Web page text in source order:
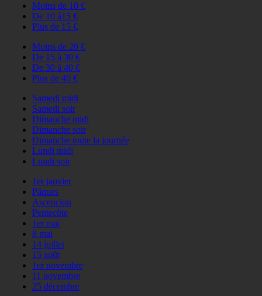
Moins de 10 €
De 10 à15 €
Plus de 15 €
Moins de 20 €
De 15 à 30 €
De 30 à 40 €
Plus de 40 €
Samedi midi
Samedi soir
Dimanche midi
Dimanche soir
Dimanche toute la journée
Lundi midi
Lundi soir
1er janvier
Pâques
Ascencion
Pentecôte
1er mai
8 mai
14 juillet
15 août
1er novembre
11 novembre
25 décembre